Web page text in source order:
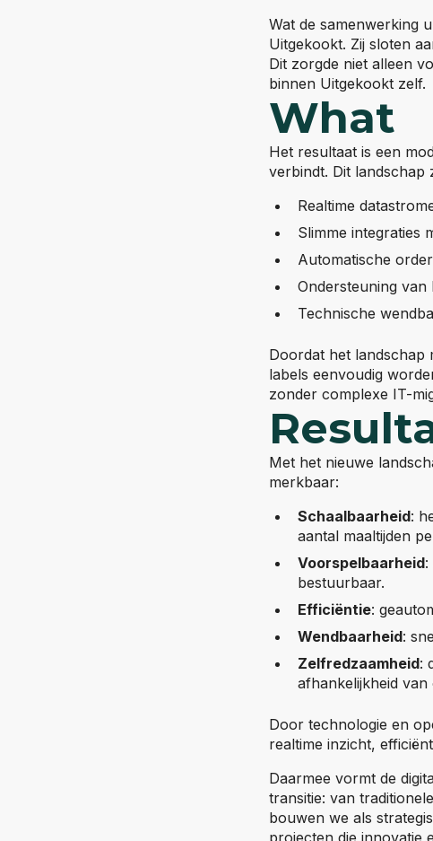
Wat de samenwerking
Uitgekookt. Zij sloten
Dit zorgde niet alleen
binnen Uitgekookt zelf.
What
Het resultaat is een
verbindt. Dit landschap
Realtime
Slimme integraties
Automatische
Ondersteuning
Technische
Doordat het landschap
labels eenvoudig
zonder complexe IT-
Met het nieuwe
merkbaar:
Schaalbaarheid:
aantal maaltijden
Voorspelbaarheid:
bestuurbaar.
Efficiëntie:
Wendbaarheid:
Zelfredzaamheid:
afhankelijkheid
Door technologie en
realtime inzicht,
Daarmee vormt de
transitie: van
bouwen we als
projecten die innovatie